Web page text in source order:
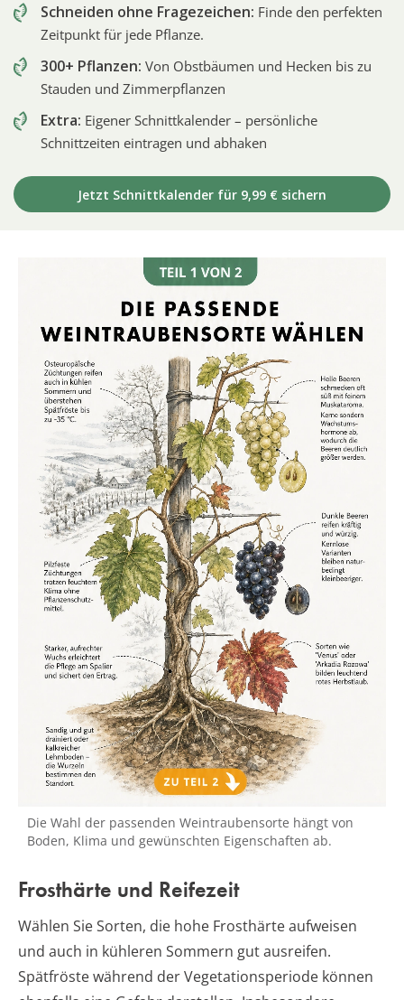
Schneiden ohne Fragezeichen: Finde den perfekten
Zeitpunkt für jede Pflanze.
300+ Pflanzen: Von Obstbäumen und Hecken bis zu
Stauden und Zimmerpflanzen
Extra: Eigener Schnittkalender – persönliche
Schnittzeiten eintragen und abhaken
Jetzt Schnittkalender für 9,99 € sichern
Die Wahl der passenden Weintraubensorte hängt von
Boden, Klima und gewünschten Eigenschaften ab.
Frosthärte und Reifezeit
Wählen Sie Sorten, die hohe Frosthärte aufweisen
und auch in kühleren Sommern gut ausreifen.
Spätfröste während der Vegetationsperiode können